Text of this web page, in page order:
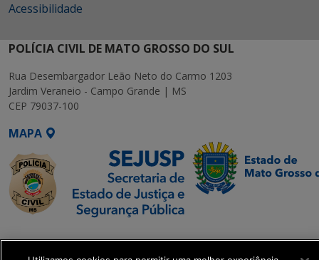
Acessibilidade
POLÍCIA CIVIL DE MATO GROSSO DO SUL
Rua Desembargador Leão Neto do Carmo 1203
Jardim Veraneio - Campo Grande | MS
CEP 79037-100
MAPA